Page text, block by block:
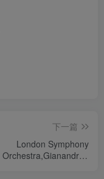
下一篇
London Symphony
Orchestra,Gianandrea